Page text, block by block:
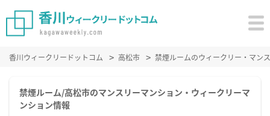
香川ウィークリードットコム 高松市 禁煙ルームのウィークリー・マン
禁煙ルーム/高松市のマンスリーマンション・ウィークリーマ
ンション情報